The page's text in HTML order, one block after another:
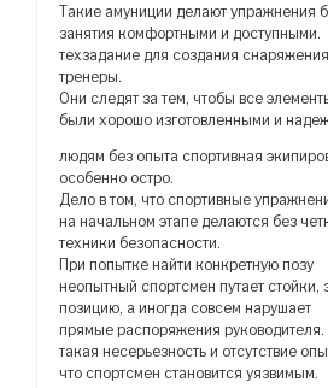
Такие амуниции делают упражнения
занятия комфортными и доступными.
техзадание для создания
тренеры.
Они следят за тем, чтобы все
были хорошо изготовленными и
людям без опыта спортивная
особенно остро.
Дело в том, что спортивные
на начальном этапе делаются без
техники безопасности.
При попытке найти конкретную позу
неопытный спортсмен путает стойки,
позицию, а иногда совсем нарушает
прямые распоряжения руководителя.
такая несерьезность и отсутствие
что спортсмен становится уязвимым.